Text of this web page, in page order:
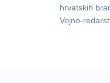
hrvatskih
Vojno-